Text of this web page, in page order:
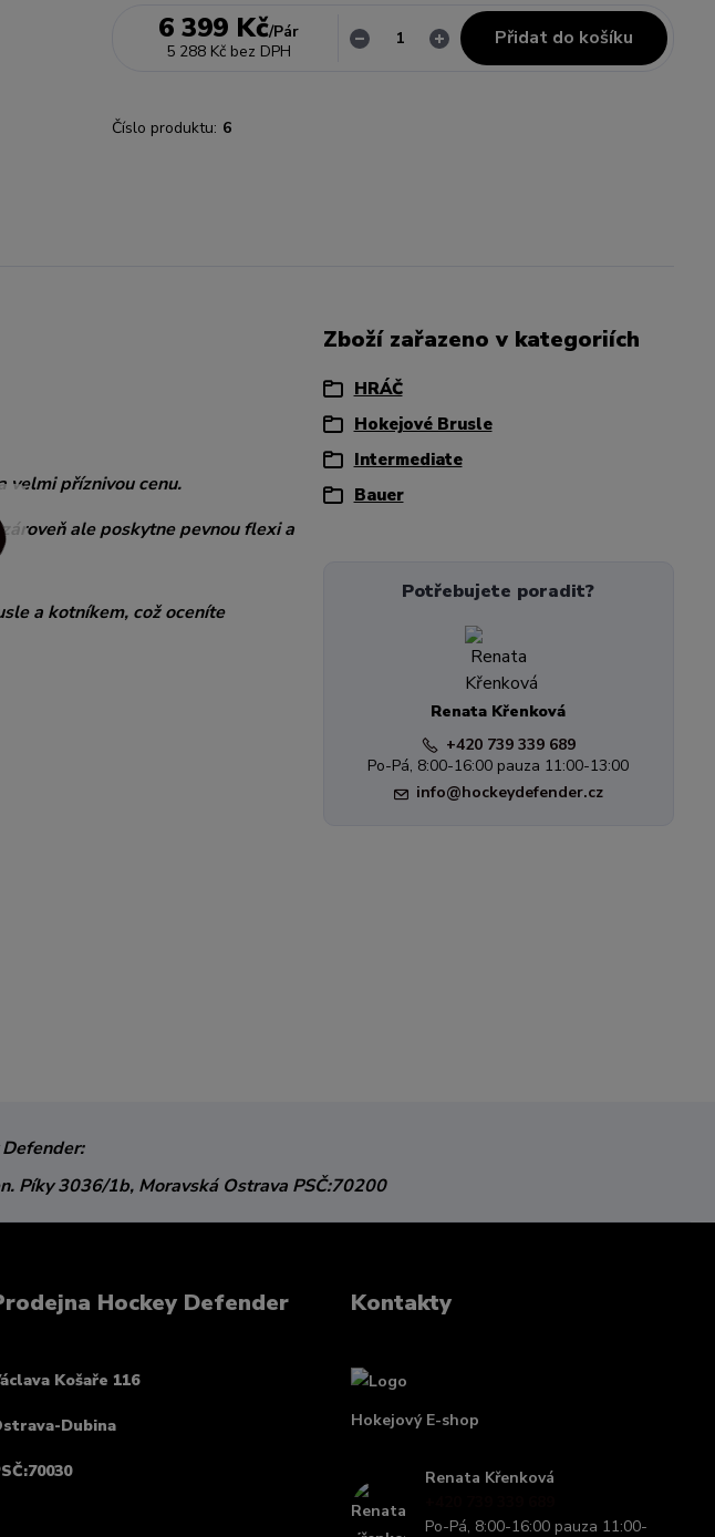
6 399 Kč/Pár
5 288 Kč bez DPH
Přidat do košíku
Číslo produktu: 6
velmi příznivou cenu.
ale poskytne pevnou flexi a
a kotníkem, což oceníte
Zboží zařazeno v kategoriích
HRÁČ
Hokejové Brusle
Intermediate
Bauer
Potřebujete poradit?
Renata Křenková
+420 739 339 689
Po-Pá, 8:00-16:00 pauza 11:00-13:00
info@hockeydefender.cz
Píky 3036/1b, Moravská Ostrava PSČ:70200
Hockey Defender
Košaře 116
Dubina
Kontakty
Hokejový E-shop
Renata Křenková
Po-Pá, 8:00-16:00 pauza 11:00-